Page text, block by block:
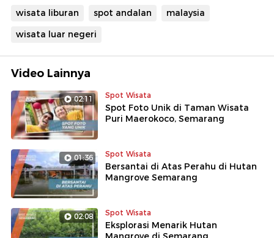
wisata liburan spot andalan
malaysia
wisata luar negeri
Video Lainnya
02:11 Spot Wisata
Spot Foto Unik di Taman Wisata
Puri Maerokoco, Semarang
01:36 Spot Wisata
Bersantai di Atas Perahu di Hutan
Mangrove Semarang
02:08 Spot Wisata
Eksplorasi Menarik Hutan